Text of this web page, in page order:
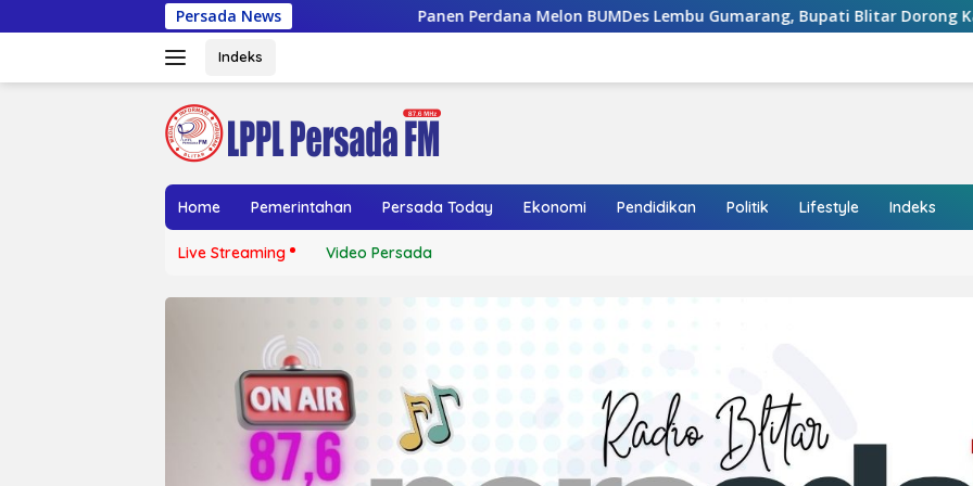
ke
Persada NewsPanen Perdana Melon BUMDes Lembu Gumarang, Bupati Blitar Dorong Kalitengah Jadi Sentra
Indeks
Home Pemerintahan Persada Today Ekonomi Pendidikan Politik Lifestyle Indeks
Live Streaming Video Persada